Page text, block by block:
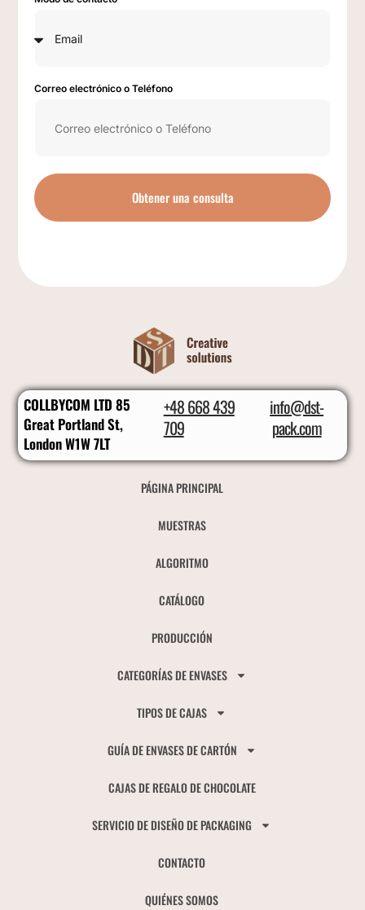
Correo electrónico o Teléfono
Obtener una consulta
COLLBYCOM LTD 85
Great Portland St,
London W1W 7LT
+48 668 439
709
info@dst-
pack.com
PÁGINA PRINCIPAL
MUESTRAS
ALGORITMO
CATÁLOGO
PRODUCCIÓN
CATEGORÍAS DE ENVASES
TIPOS DE CAJAS
GUÍA DE ENVASES DE CARTÓN
CAJAS DE REGALO DE CHOCOLATE
SERVICIO DE DISEÑO DE PACKAGING
CONTACTO
QUIÉNES SOMOS